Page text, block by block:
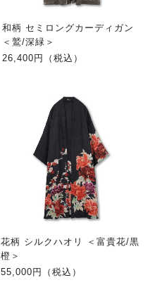
和柄 セミロングカーディガン
＜鷲/深緑＞
26,400円（税込）
花柄 シルクハオリ ＜富貴花/黒
橙＞
55,000円（税込）